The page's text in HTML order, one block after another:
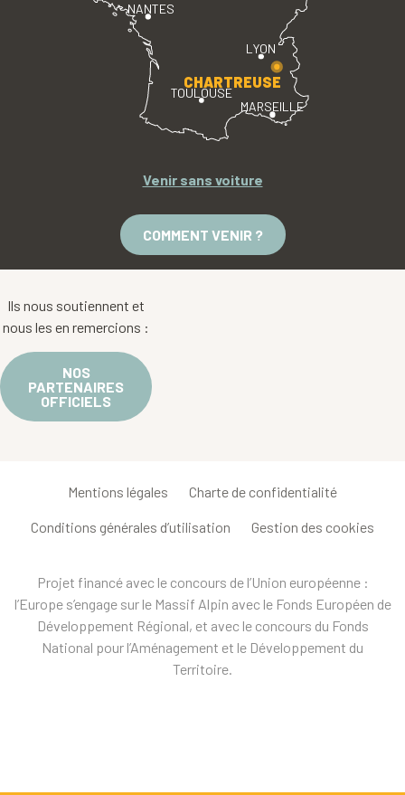
LYON
TOULOUSE
MARSEILLE
NANTES
CHARTREUSE
Venir sans voiture
COMMENT VENIR ?
Ils nous soutiennent et
nous les en remercions :
NOS
PARTENAIRES
OFFICIELS
Mentions légales Charte de confidentialité
Conditions générales d’utilisation Gestion des cookies
Projet financé avec le concours de l’Union européenne :
l’Europe s’engage sur le Massif Alpin avec le Fonds Européen de
Développement Régional, et avec le concours du Fonds
National pour l’Aménagement et le Développement du
Territoire.